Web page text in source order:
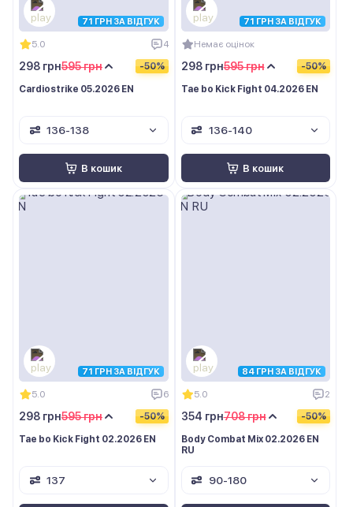
71 ГРН ЗА ВІДГУК
5.0 4
595 грн
298 грн -50%
Cardiostrike 05.2026 EN
136-138
В кошик
71 ГРН ЗА ВІДГУК
Немає оцінок
595 грн
298 грн -50%
Tae bo Kick Fight 04.2026 EN
136-140
В кошик
71 ГРН ЗА ВІДГУК
5.0 6
595 грн
298 грн -50%
Tae bo Kick Fight 02.2026 EN
137
84 ГРН ЗА ВІДГУК
5.0 2
708 грн
354 грн -50%
Body Combat Mix 02.2026 EN
RU
90-180